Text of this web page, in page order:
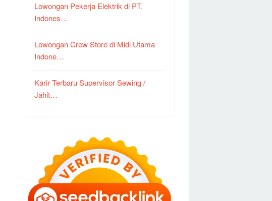
Lowongan Pekerja Elektrik di PT.
Indones…
Lowongan Crew Store di Midi Utama
Indone…
Karir Terbaru Supervisor Sewing /
Jahit…